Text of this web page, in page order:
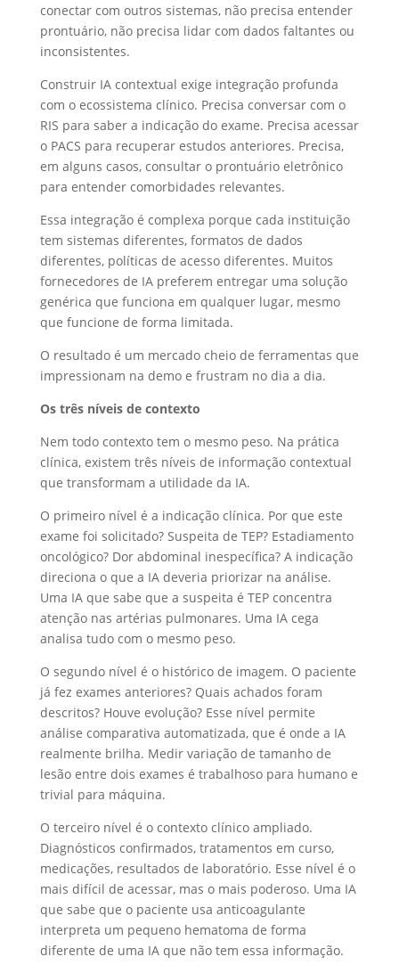
conectar com outros sistemas, não precisa entender
prontuário, não precisa lidar com dados faltantes ou
inconsistentes.
Construir IA contextual exige integração profunda
com o ecossistema clínico. Precisa conversar com o
RIS para saber a indicação do exame. Precisa acessar
o PACS para recuperar estudos anteriores. Precisa,
em alguns casos, consultar o prontuário eletrônico
para entender comorbidades relevantes.
Essa integração é complexa porque cada instituição
tem sistemas diferentes, formatos de dados
diferentes, políticas de acesso diferentes. Muitos
fornecedores de IA preferem entregar uma solução
genérica que funciona em qualquer lugar, mesmo
que funcione de forma limitada.
O resultado é um mercado cheio de ferramentas que
impressionam na demo e frustram no dia a dia.
Os três níveis de contexto
Nem todo contexto tem o mesmo peso. Na prática
clínica, existem três níveis de informação contextual
que transformam a utilidade da IA.
O primeiro nível é a indicação clínica. Por que este
exame foi solicitado? Suspeita de TEP? Estadiamento
oncológico? Dor abdominal inespecífica? A indicação
direciona o que a IA deveria priorizar na análise.
Uma IA que sabe que a suspeita é TEP concentra
atenção nas artérias pulmonares. Uma IA cega
analisa tudo com o mesmo peso.
O segundo nível é o histórico de imagem. O paciente
já fez exames anteriores? Quais achados foram
descritos? Houve evolução? Esse nível permite
análise comparativa automatizada, que é onde a IA
realmente brilha. Medir variação de tamanho de
lesão entre dois exames é trabalhoso para humano e
trivial para máquina.
O terceiro nível é o contexto clínico ampliado.
Diagnósticos confirmados, tratamentos em curso,
medicações, resultados de laboratório. Esse nível é o
mais difícil de acessar, mas o mais poderoso. Uma IA
que sabe que o paciente usa anticoagulante
interpreta um pequeno hematoma de forma
diferente de uma IA que não tem essa informação.